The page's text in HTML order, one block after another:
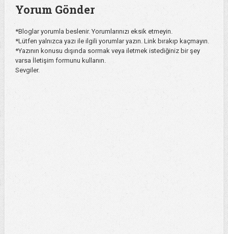
Yorum Gönder
*Bloglar yorumla beslenir. Yorumlarınızı eksik etmeyin.
*Lütfen yalnızca yazı ile ilgili yorumlar yazın. Link bırakıp kaçmayın.
*Yazının konusu dışında sormak veya iletmek istediğiniz bir şey
varsa İletişim formunu kullanın.
Sevgiler.